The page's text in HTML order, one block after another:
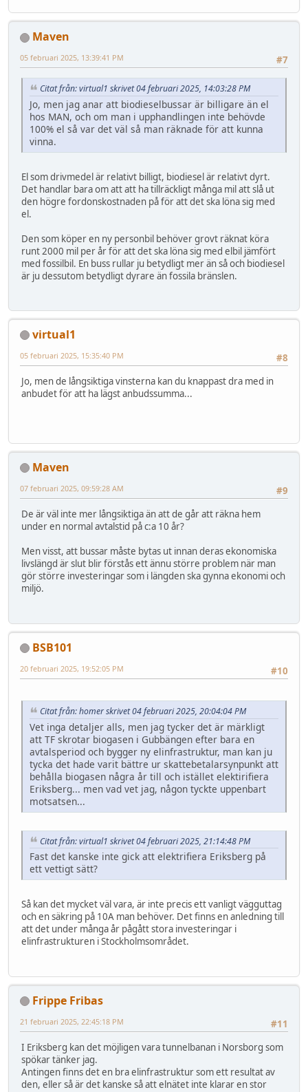
Maven
#7
05 februari 2025, 13:39:41 PM
Citat från: virtual1 skrivet 04 februari 2025, 14:03:28 PM
Jo, men jag anar att biodieselbussar är billigare än el
hos MAN, och om man i upphandlingen inte behövde
100% el så var det väl så man räknade för att kunna
vinna.
El som drivmedel är relativt billigt, biodiesel är relativt dyrt.
Det handlar bara om att att ha tillräckligt många mil att slå ut
den högre fordonskostnaden på för att det ska löna sig med
el.
Den som köper en ny personbil behöver grovt räknat köra
runt 2000 mil per år för att det ska löna sig med elbil jämfört
med fossilbil. En buss rullar ju betydligt mer än så och biodiesel
är ju dessutom betydligt dyrare än fossila bränslen.
virtual1
#8
05 februari 2025, 15:35:40 PM
Jo, men de långsiktiga vinsterna kan du knappast dra med in
anbudet för att ha lägst anbudssumma...
Maven
#9
07 februari 2025, 09:59:28 AM
De är väl inte mer långsiktiga än att de går att räkna hem
under en normal avtalstid på c:a 10 år?
Men visst, att bussar måste bytas ut innan deras ekonomiska
livslängd är slut blir förstås ett ännu större problem när man
gör större investeringar som i längden ska gynna ekonomi och
miljö.
BSB101
#10
20 februari 2025, 19:52:05 PM
Citat från: homer skrivet 04 februari 2025, 20:04:04 PM
Vet inga detaljer alls, men jag tycker det är märkligt
att TF skrotar biogasen i Gubbängen efter bara en
avtalsperiod och bygger ny elinfrastruktur, man kan ju
tycka det hade varit bättre ur skattebetalarsynpunkt att
behålla biogasen några år till och istället elektirifiera
Eriksberg... men vad vet jag, någon tyckte uppenbart
motsatsen...
Citat från: virtual1 skrivet 04 februari 2025, 21:14:48 PM
Fast det kanske inte gick att elektrifiera Eriksberg på
ett vettigt sätt?
Så kan det mycket väl vara, är inte precis ett vanligt vägguttag
och en säkring på 10A man behöver. Det finns en anledning till
att det under många år pågått stora investeringar i
elinfrastrukturen i Stockholmsområdet.
Frippe Fribas
#11
21 februari 2025, 22:45:18 PM
I Eriksberg kan det möjligen vara tunnelbanan i Norsborg som
spökar tänker jag.
Antingen finns det en bra elinfrastruktur som ett resultat av
den, eller så är det kanske så att elnätet inte klarar en stor